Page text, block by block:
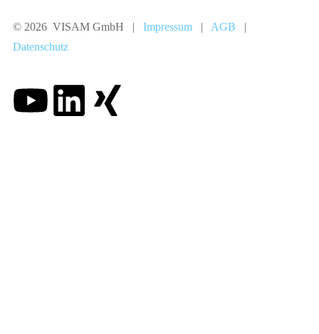
© 2026 VISAM GmbH | Impressum AGB
Datenschutz